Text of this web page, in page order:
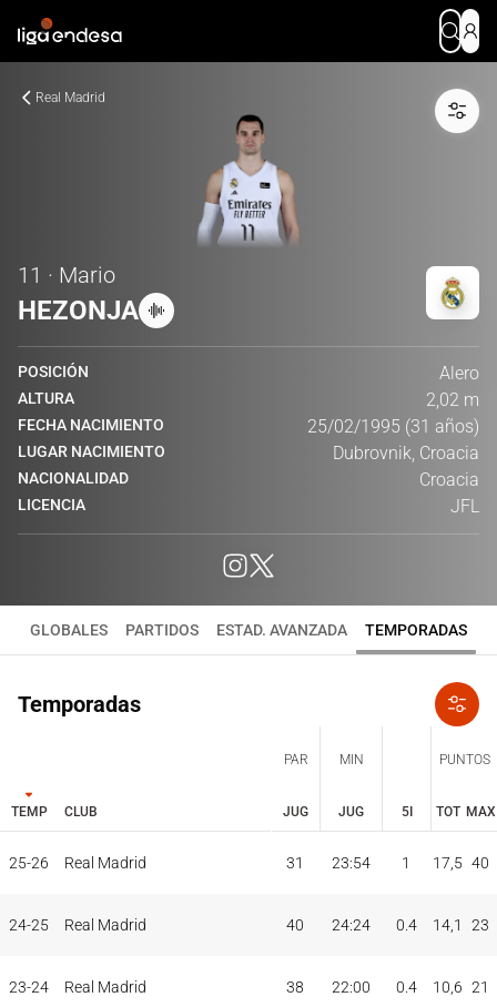
Real Madrid
11 · Mario
HEZONJA
POSICIÓN Alero
ALTURA 2,02 m
FECHA NACIMIENTO 25/02/1995 (31 años)
LUGAR NACIMIENTO Dubrovnik, Croacia
NACIONALIDAD Croacia
LICENCIA JFL
GLOBALES PARTIDOS ESTAD. AVANZADA TEMPORADAS
Temporadas
TEMP CLUB
PAR MIN
5I
PUNTOS
JUG JUG TOT MAX
TEMP CLUB
PAR MIN
5I
PUNTOS
25-26 Real Madrid 31 23:54 1 17,5 40
24-25 Real Madrid 40 24:24 0.4 14,1 23
23-24 Real Madrid 38 22:00 0.4 10,6 21